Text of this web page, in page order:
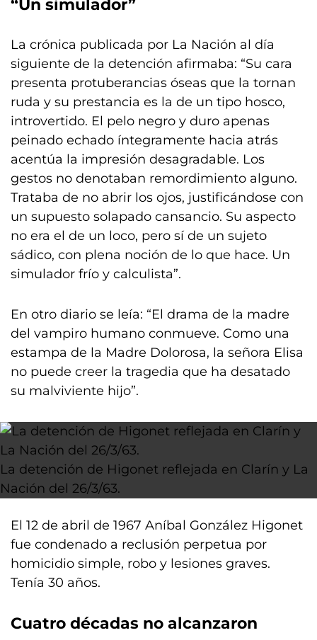
“Un simulador”
La crónica publicada por La Nación al día
siguiente de la detención afirmaba: “Su cara
presenta protuberancias óseas que la tornan
ruda y su prestancia es la de un tipo hosco,
introvertido. El pelo negro y duro apenas
peinado echado íntegramente hacia atrás
acentúa la impresión desagradable. Los
gestos no denotaban remordimiento alguno.
Trataba de no abrir los ojos, justificándose con
un supuesto solapado cansancio. Su aspecto
no era el de un loco, pero sí de un sujeto
sádico, con plena noción de lo que hace. Un
simulador frío y calculista”.
En otro diario se leía: “El drama de la madre
del vampiro humano conmueve. Como una
estampa de la Madre Dolorosa, la señora Elisa
no puede creer la tragedia que ha desatado
su malviviente hijo”.
La detención de Higonet reflejada en Clarín y La
Nación del 26/3/63.
El 12 de abril de 1967 Aníbal González Higonet
fue condenado a reclusión perpetua por
homicidio simple, robo y lesiones graves.
Tenía 30 años.
Cuatro décadas no alcanzaron